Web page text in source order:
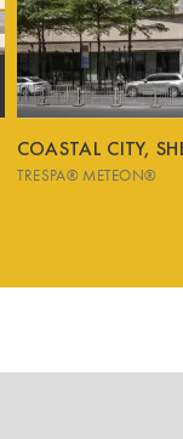
COASTAL CITY,
TRESPA® METEON®